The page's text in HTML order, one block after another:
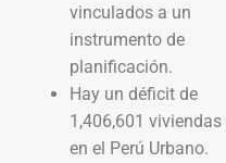
vinculados a un
instrumento de
planificación.
Hay un déficit de
1,406,601 viviendas
en el Perú Urbano.